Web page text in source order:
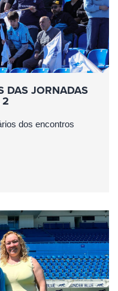
DAS JORNADAS
dos encontros